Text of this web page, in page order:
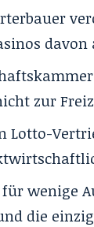
davon
zur
Lotto-
wenige
die